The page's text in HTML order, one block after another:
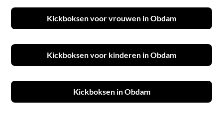
Kickboksen voor vrouwen in Obdam
Kickboksen voor kinderen in Obdam
Kickboksen in Obdam